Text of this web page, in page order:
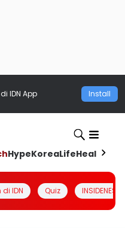
IDN App Install
HypeKoreaLifeHealth
IDN Quiz INSIDENESIA